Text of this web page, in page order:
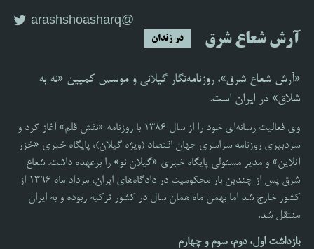
@arashshoasharq
آرش شعاع شرق در زندان
«آرش شعاع شرق»، روزنامه‌نگار گیلانی و موسس کمپین «نه به
شلاق» در ایران است.
وی فعالیت رسانه‌ای خود را از سال 1386 با روزنامه «نقش قلم» آغاز کرد و
سردبیری روزنامه سراسری جهان اقتصاد (ویژه گیلان)، پایگاه خبری «خزر
آنلاین» و مدیر مسئولی پایگاه خبری «گیلان نو» را برعهده داشت. شعاع‌
شرق پس از چندین بار محکومیت در دادگاه‌های ایران، مرداد ماه 1396 از
کشور خارج شد اما بهمن ماه همان سال در کشور ترکیه ربوده و به ایران
منتقل شد.
بازداشت اول، دوم، سوم و چهارم